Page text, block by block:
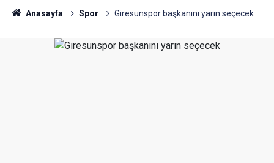
Anasayfa Spor Giresunspor başkanını yarın seçecek